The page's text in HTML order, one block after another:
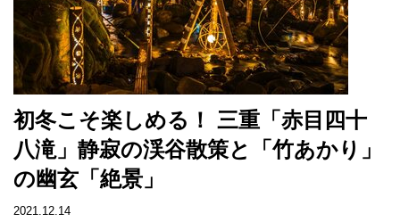
初冬こそ楽しめる！ 三重「赤目四十
八滝」静寂の渓谷散策と「竹あかり」
の幽玄「絶景」
2021.12.14